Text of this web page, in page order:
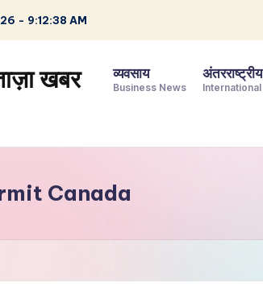
- 9:12:39 AM
खबर व्यवसाय
Business News
Canada